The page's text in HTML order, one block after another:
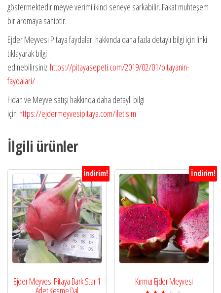
göstermektedir meyve verimi ikinci seneye sarkabilir. Fakat muhteşem
bir aromaya sahiptir.
Ejder Meyvesi Pitaya faydaları hakkında daha fazla detaylı bilgi için linki
tıklayarak bilgi
edinebilirsiniz https://pitayasepeti.com/2019/02/01/pitayanin-
faydalari/
Fidan ve Meyve satışı hakkında daha detaylı bilgi
için https://ejdermeyvesipitaya.com/iletisim
İlgili ürünler
İndirim!
Ejder Meyvesi Pitaya Dark Star 1
İndirim!
Kırmızı Ejder Meyvesi